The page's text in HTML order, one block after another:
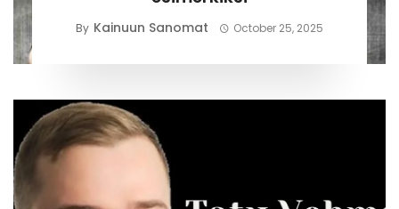
By Kainuun Sanomat October 25, 2025